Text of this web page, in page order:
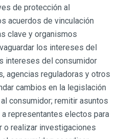
de protección al
acuerdos de vinculación
clave y organismos
los intereses del
intereses del consumidor
agencias reguladoras y otros
cambios en la legislación
consumidor; remitir asuntos
representantes electos para
realizar investigaciones